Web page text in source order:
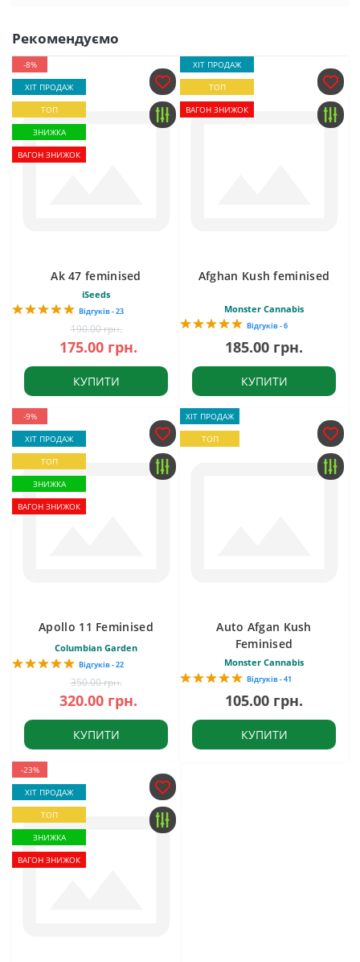
Рекомендуємо
-8%
ХІТ ПРОДАЖ
ТОП
ЗНИЖКА
ВАГОН ЗНИЖОК
Ak 47 feminised
iSeeds
Відгуків - 23
190.00 грн.
175.00 грн.
КУПИТИ
ХІТ ПРОДАЖ
ТОП
ВАГОН ЗНИЖОК
Afghan Kush feminised
Monster Cannabis
Відгуків - 6
185.00 грн.
КУПИТИ
-9%
ХІТ ПРОДАЖ
ТОП
ЗНИЖКА
ВАГОН ЗНИЖОК
Apollo 11 Feminised
Columbian Garden
Відгуків - 22
350.00 грн.
320.00 грн.
КУПИТИ
ХІТ ПРОДАЖ
ТОП
Auto Afgan Kush
Feminised
Monster Cannabis
Відгуків - 41
105.00 грн.
КУПИТИ
-23%
ХІТ ПРОДАЖ
ТОП
ЗНИЖКА
ВАГОН ЗНИЖОК